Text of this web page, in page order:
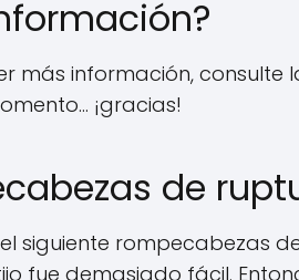
más información, consulte
¡gracias!
de
siguiente rompecabezas
fue demasiado fácil.